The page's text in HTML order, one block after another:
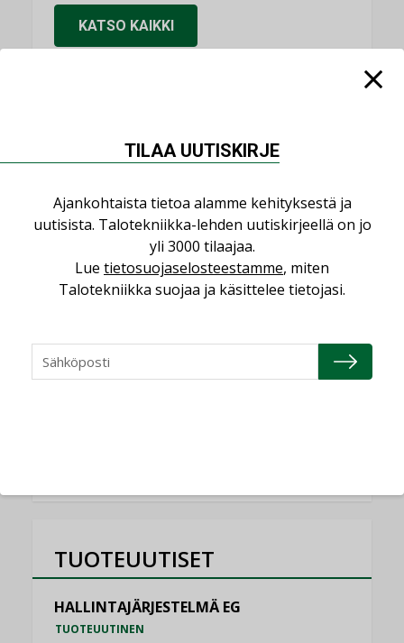
KATSO KAIKKI
NIMITYKSET
NIMITYKSET
NIMITYKSET
Schneider Electric
TUOTEUUTISET
HALLINTAJÄRJESTELMÄ EG
TUOTEUUTINEN
TILAA UUTISKIRJE
Ajankohtaista tietoa alamme kehityksestä ja
uutisista. Talotekniikka-lehden uutiskirjeellä on jo
yli 3000 tilaajaa.
Lue tietosuojaselosteestamme, miten
Talotekniikka suojaa ja käsittelee tietojasi.